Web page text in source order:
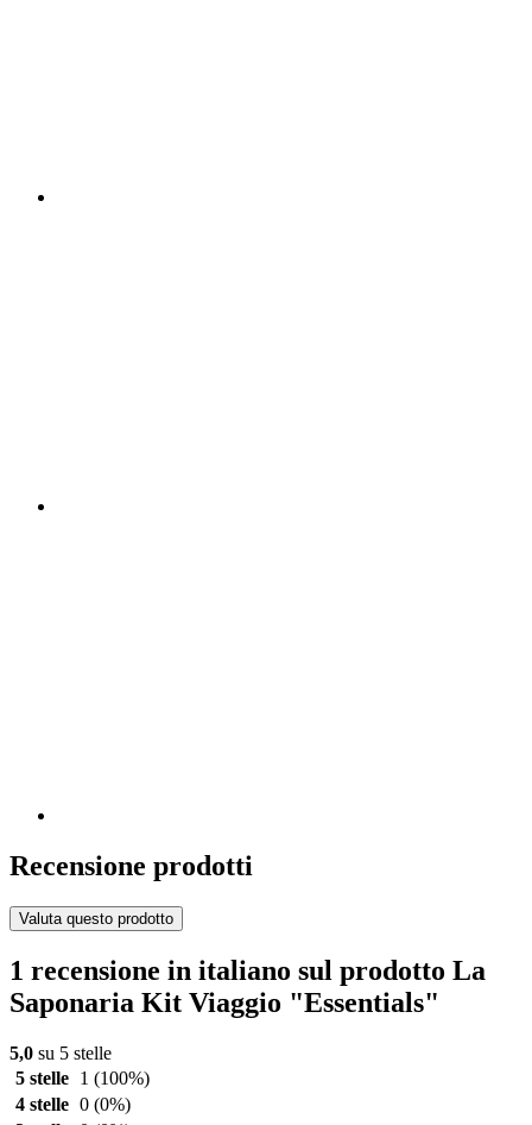
Recensione prodotti
Valuta questo prodotto
1 recensione in italiano sul prodotto La
Saponaria Kit Viaggio "Essentials"
5,0 su 5 stelle
5 stelle
1 (100%)
4 stelle 0 (0%)